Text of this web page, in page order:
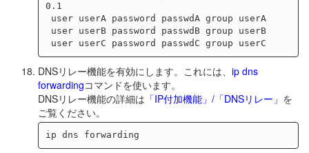
0.1
DNSリレー機能を有効にします。これには、 ip dns
forwardingコマンドを使います。
DNSリレー機能の詳細は 「IP付加機能」/「DNSリレー」 を
ご覧ください。